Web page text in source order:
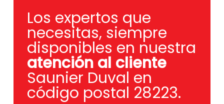
Los expertos que
necesitas, siempre
disponibles en nuestra
atención al cliente
Saunier Duval en
código postal 28223.